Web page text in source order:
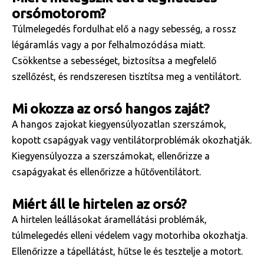
orsómotorom?
Túlmelegedés fordulhat elő a nagy sebesség, a rossz
légáramlás vagy a por felhalmozódása miatt.
Csökkentse a sebességet, biztosítsa a megfelelő
szellőzést, és rendszeresen tisztítsa meg a ventilátort.
Mi okozza az orsó hangos zaját?
A hangos zajokat kiegyensúlyozatlan szerszámok,
kopott csapágyak vagy ventilátorproblémák okozhatják.
Kiegyensúlyozza a szerszámokat, ellenőrizze a
csapágyakat és ellenőrizze a hűtőventilátort.
Miért áll le hirtelen az orsó?
A hirtelen leállásokat áramellátási problémák,
túlmelegedés elleni védelem vagy motorhiba okozhatja.
Ellenőrizze a tápellátást, hűtse le és tesztelje a motort.